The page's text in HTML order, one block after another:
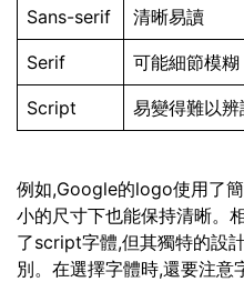
Sans-serif 清晰易讀
Serif 可能細節模糊
Script 易變得難以辨
例如,Google的logo使用了
小的尺寸下也能保持清晰。
了script字體,但其獨特的設
別。在選擇字體時,還要注意